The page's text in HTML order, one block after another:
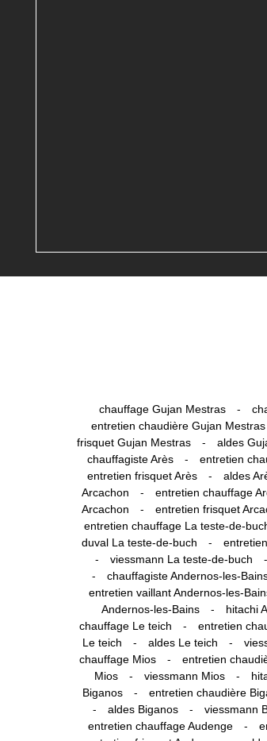
chauffage Gujan Mestras -
entretien chaudière Gujan Mestras
frisquet Gujan Mestras
- aldes
chauffagiste Arès - entretien
entretien frisquet Arès - aldes
Arcachon
- entretien chauffage
Arcachon
- entretien frisquet
entretien chauffage La teste-de-
duval La teste-de-buch
-
- viessmann La teste-de-buch -
- chauffagiste Andernos-les-
entretien vaillant Andernos-les-
Andernos-les-Bains
- hitachi
chauffage Le teich
- entretien
Le teich
- aldes Le teich -
chauffage Mios
- entretien
Mios
- viessmann Mios -
Biganos
- entretien chaudière
- aldes Biganos - viessmann
entretien chauffage Audenge -